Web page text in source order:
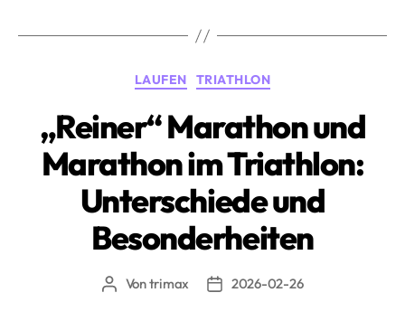
FTP,
wo
anfangen?»
Kategorien
LAUFEN TRIATHLON
„Reiner“ Marathon und
Marathon im Triathlon:
Unterschiede und
Besonderheiten
Beitragsautor
Vontrimax Beitragsdatum
2026-02-26